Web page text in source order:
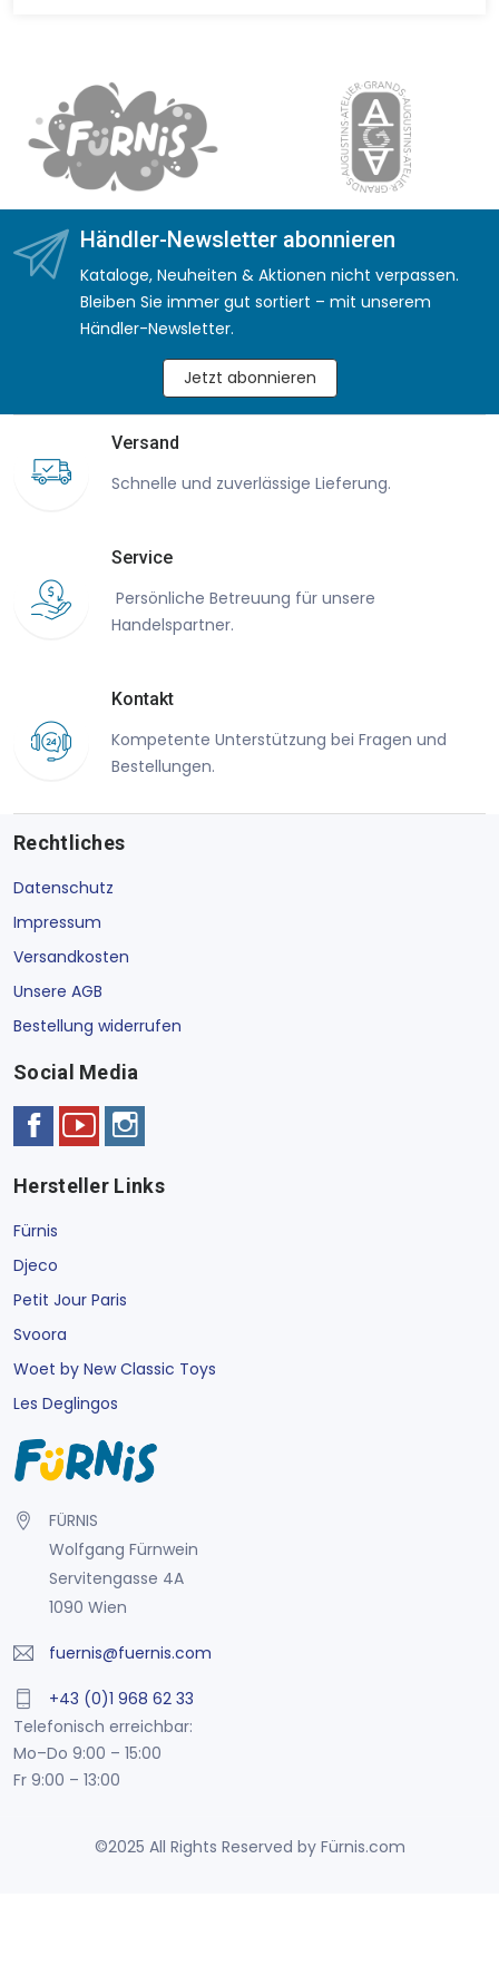
Händler-Newsletter abonnieren
Kataloge, Neuheiten & Aktionen nicht verpassen.
Bleiben Sie immer gut sortiert – mit unserem
Händler-Newsletter.
Jetzt abonnieren
Versand
Schnelle und zuverlässige Lieferung.
Service
Persönliche Betreuung für unsere
Handelspartner.
Kontakt
Kompetente Unterstützung bei Fragen und
Bestellungen.
Rechtliches
Datenschutz
Impressum
Versandkosten
Unsere AGB
Bestellung widerrufen
Social Media
Hersteller Links
Fürnis
Djeco
Petit Jour Paris
Svoora
Woet by New Classic Toys
Les Deglingos
FÜRNIS
Wolfgang Fürnwein
Servitengasse 4A
1090 Wien
fuernis@fuernis.com
+43 (0)1 968 62 33
Telefonisch erreichbar:
Mo–Do 9:00 – 15:00
Fr 9:00 – 13:00
©2025 All Rights Reserved by Fürnis.com